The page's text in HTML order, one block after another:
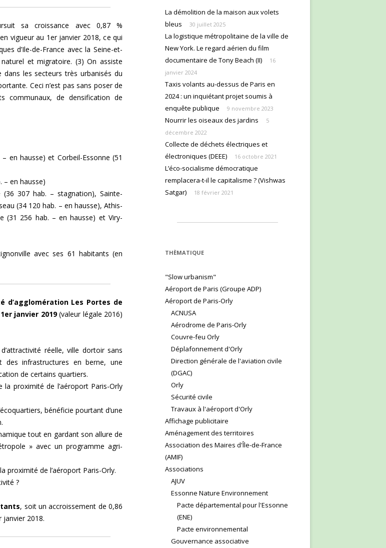
sa croissance avec 0,87 %
vigueur au 1er janvier 2018, ce qui
d’Ile-de-France avec la Seine-et-
et migratoire. (3) On assiste
les secteurs très urbanisés du
Ceci n’est pas sans poser de
communaux, de densification de
en hausse) et Corbeil-Essonne (51
– en hausse)
307 hab. – stagnation), Sainte-
(34 120 hab. – en hausse), Athis-
(31 256 hab. – en hausse) et Viry-
avec ses 61 habitants (en
d’agglomération Les Portes de
1er janvier 2019(valeur légale 2016)
réelle, ville dortoir sans
des infrastructures en berne, une
de certains quartiers.
proximité de l’aéroport Paris-Orly
bénéficie pourtant d’une
tout en gardant son allure de
» avec un programme agri-
proximité de l’aéroport Paris-Orly.
?
, soit un accroissement de 0,86
janvier 2018.
La démolition de la maison aux volets
bleus
30 juillet 2025
La logistique métropolitaine de la ville de
New York. Le regard aérien du film
documentaire de Tony Beach (II)
16
janvier 2024
Taxis volants au-dessus de Paris en
2024 : un inquiétant projet soumis à
enquête publique
9 novembre 2023
Nourrir les oiseaux des jardins
5
décembre 2022
Collecte de déchets électriques et
électroniques (DEEE)
16 octobre 2021
L’éco-socialisme démocratique
remplacera-t-il le capitalisme ? (Vishwas
Satgar)
18 février 2021
THÈMATIQUE
"Slow urbanism"
Aéroport de Paris (Groupe ADP)
Aéroport de Paris-Orly
ACNUSA
Aérodrome de Paris-Orly
Couvre-feu Orly
Déplafonnement d'Orly
Direction générale de l'aviation civile
(DGAC)
Orly
Sécurité civile
Travaux à l'aéroport d'Orly
Affichage publicitaire
Aménagement des territoires
Association des Maires d'Île-de-France
(AMIF)
Associations
AJUV
Essonne Nature Environnement
Pacte départemental pour l'Essonne
(ENE)
Pacte environnemental
Gouvernance associative